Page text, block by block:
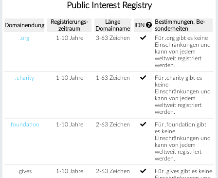
Public Interest Registry
Domain­endung
Regis­trierungs­
zeitraum
Länge
Domain­name
IDN
Be­stimm­ungen, Be­
sonder­heiten
.org
1-10 Jahre 3-63 Zeichen
Für .org gibt es keine
Einschränkungen und
kann von jedem
weltweit registriert
werden.
.charity 1-10 Jahre 1-63 Zeichen
Für .charity gibt es
keine
Einschränkungen und
kann von jedem
weltweit registriert
werden.
.foundation 1-10 Jahre 2-63 Zeichen
Für .foundation gibt
es keine
Einschränkungen und
kann von jedem
weltweit registriert
werden.
.gives 1-10 Jahre 2-63 Zeichen
Für .gives gibt es keine